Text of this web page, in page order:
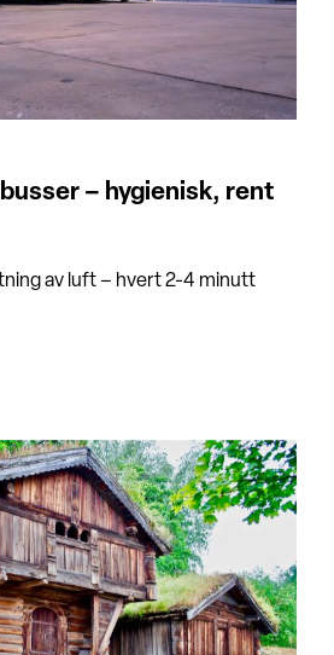
– hygienisk, rent
av luft – hvert 2-4 minutt